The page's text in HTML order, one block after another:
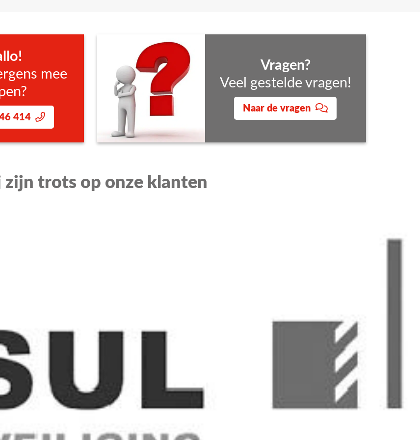
herinstructie krijgen. Wanneer dit moet gebeuren is afhankelijk van meerdere factoren.
mee
414
Vragen?
Veel gestelde vragen!
Naar de vragen
zijn trots op onze klanten